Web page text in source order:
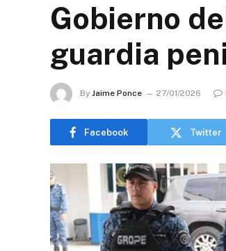
Gobierno
guardia
By Jaime Ponce 27/01/2026
Facebook Twitter